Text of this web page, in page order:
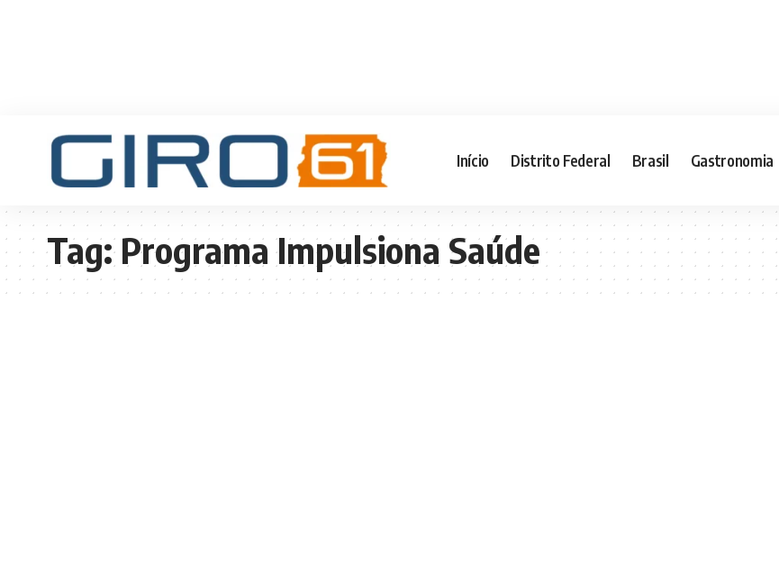
Início Distrito Federal Brasil Gastronomia
Tag:Programa Impulsiona Saúde